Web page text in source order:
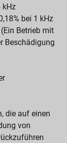
kHz
bei 1 kHz
Betrieb mit
Beschädigung
die auf einen
von